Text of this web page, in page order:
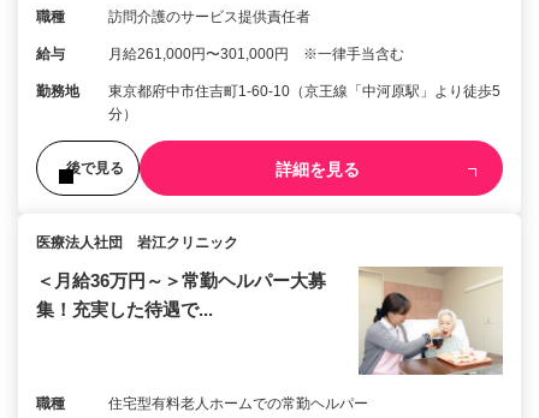
職種 訪問介護のサービス提供責任者
給与 月給261,000円〜301,000円 ※一律手当含む
勤務地
東京都府中市住吉町1-60-10（京王線「中河原駅」より徒歩5
分）
後で見る 詳細を見る
医療法人社団 岩江クリニック
＜月給36万円～＞常勤ヘルパー大募
集！充実した待遇で...
職種 住宅型有料老人ホームでの常勤ヘルパー